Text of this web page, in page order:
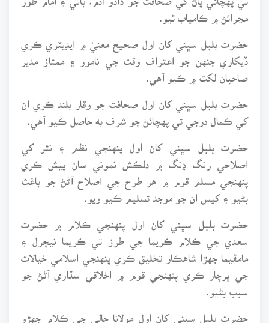
مڃرائڻ ۾ ڪامياب ٿيو.
حضرت بلبل سڀني کان اول صحيح معنيٰ ۾ ايڊيٽري ڪري
ڏيکاري جنهن جو اعتراف وقت جي نامور ۽ ممتاز مدير
صاحبان لکت ۾ ڪيو آهي.
حضرت بلبل سڀني کان اول صحافت جو وقار بلند ڪري ان
کي ڪمال درجي تي پهچائڻ جو شرف به حاصل ڪيو آهي.
حضرت بلبل سڀني کان اول پنهنجي نظم ۽ نثر کي
اصلاحي رنگ ڍنگ ۾ دلڪش نموني سان پيش ڪري
پنهنجي مسلم قوم ۾ هر طرح جي اصلاح آڻڻ جو باغث
بڻيو ۽ کيس ان جو موجد تسليم ڪيو ويو.
حضرت بلبل سڀني کان اول پنهنجي ڪلام ۾ حضرت
سعدي جي ڪلام ڪريما جي طرز تي ڪريما نيچرل ۽
مامقيما جهڙا شاهڪار تخليق ڪري پنهنجي اسلامي خيالات
جي پرچار ڪري پنهنجي قوم ۾ اخلاقي سڌاري آڻڻ جو
حضرت بلبل سڀني کان اول مولانا حالي جي ڪلام جهڙو